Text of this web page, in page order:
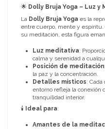
🌟 Dolly Bruja Yoga – Luz y
La Dolly Bruja Yoga es la
entre cuerpo, mente y espíritu.
su meditación, esta figura
Luz meditativa:
calma y serenidad a
Posición de meditación
la paz y la concentración.
Detalles místicos:
entorno refleja la conexión
tranquilidad interior.
🕯️
Ideal para:
Amantes de la